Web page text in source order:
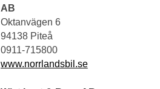
AB
Oktanvägen 6
94138 Piteå
0911-715800
www.norrlandsbil.se